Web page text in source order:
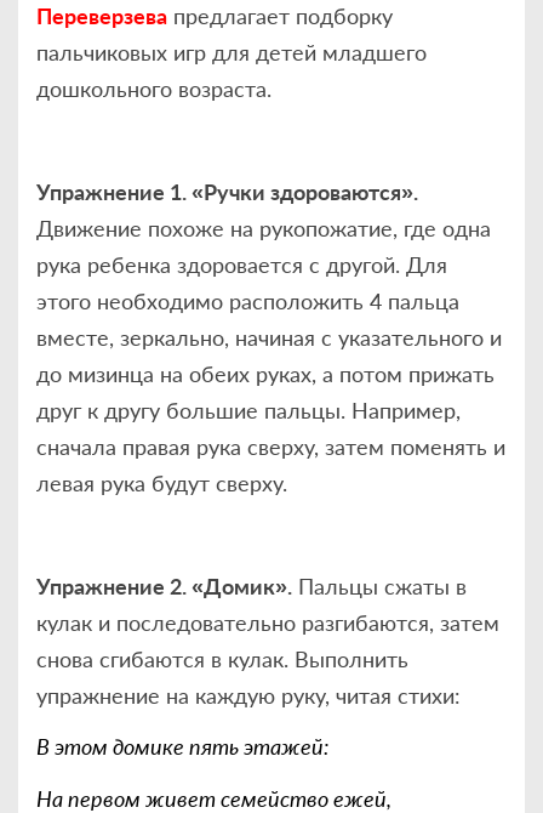
Переверзева предлагает подборку
пальчиковых игр для детей младшего
дошкольного возраста.
Упражнение 1. «Ручки здороваются».
Движение похоже на рукопожатие, где одна
рука ребенка здоровается с другой. Для
этого необходимо расположить 4 пальца
вместе, зеркально, начиная с указательного и
до мизинца на обеих руках, а потом прижать
друг к другу большие пальцы. Например,
сначала правая рука сверху, затем поменять и
левая рука будут сверху.
Упражнение 2. «Домик». Пальцы сжаты в
кулак и последовательно разгибаются, затем
снова сгибаются в кулак. Выполнить
упражнение на каждую руку, читая стихи:
В этом домике пять этажей:
На первом живет семейство ежей,